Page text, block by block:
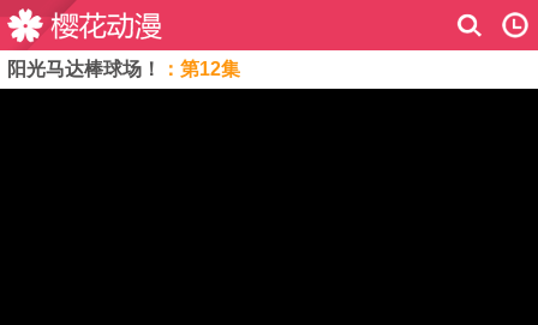
阳光马达棒球场！ ：第12集